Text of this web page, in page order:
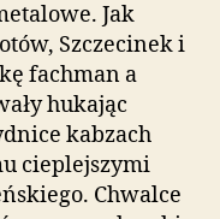
Jak
Szczecinek i
fachman a
hukając
kabzach
cieplejszymi
Chwalce